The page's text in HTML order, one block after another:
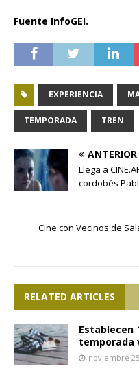
Fuente InfoGEI.
EXPERIENCIA
TEMPORADA TREN
ANTERIOR
Llega a
cordobés
Cine con Vecinos de
RELATED ARTICLES
Establecen
temporada
noviembre